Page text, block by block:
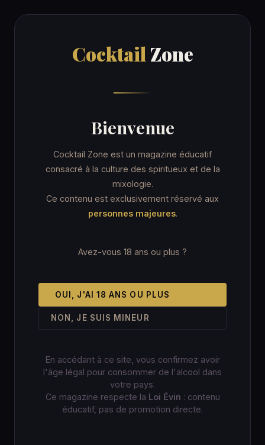
Cocktail Zone
Bienvenue
Cocktail Zone est un magazine éducatif
consacré à la culture des spiritueux et de la
mixologie.
Ce contenu est exclusivement réservé aux
personnes majeures.
Avez-vous 18 ans ou plus ?
OUI, J'AI 18 ANS OU PLUS
NON, JE SUIS MINEUR
En accédant à ce site, vous confirmez avoir
l'âge légal pour consommer de l'alcool dans
votre pays.
Ce magazine respecte la Loi Évin : contenu
éducatif, pas de promotion directe.
CocktailZone
London Town
7 min Coupe cocktail ★☆☆ Facile